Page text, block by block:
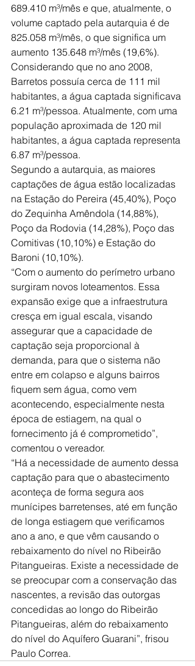
689.410 m³/mês e que, atualmente, o
volume captado pela autarquia é de
825.058 m³/mês, o que significa um
aumento 135.648 m³/mês (19,6%).
Considerando que no ano 2008,
Barretos possuía cerca de 111 mil
habitantes, a água captada significava
6.21 m³/pessoa. Atualmente, com uma
população aproximada de 120 mil
habitantes, a água captada representa
6.87 m³/pessoa.
Segundo a autarquia, as maiores
captações de água estão localizadas
na Estação do Pereira (45,40%), Poço
do Zequinha Amêndola (14,88%),
Poço da Rodovia (14,28%), Poço das
Comitivas (10,10%) e Estação do
Baroni (10,10%).
“Com o aumento do perímetro urbano
surgiram novos loteamentos. Essa
expansão exige que a infraestrutura
cresça em igual escala, visando
assegurar que a capacidade de
captação seja proporcional à
demanda, para que o sistema não
entre em colapso e alguns bairros
fiquem sem água, como vem
acontecendo, especialmente nesta
época de estiagem, na qual o
fornecimento já é comprometido”,
comentou o vereador.
“Há a necessidade de aumento dessa
captação para que o abastecimento
aconteça de forma segura aos
munícipes barretenses, até em função
de longa estiagem que verificamos
ano a ano, e que vêm causando o
rebaixamento do nível no Ribeirão
Pitangueiras. Existe a necessidade de
se preocupar com a conservação das
nascentes, a revisão das outorgas
concedidas ao longo do Ribeirão
Pitangueiras, além do rebaixamento
do nível do Aquífero Guarani”, frisou
Paulo Correa.